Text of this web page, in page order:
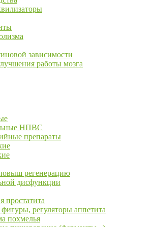
зависимости
работы мозга
НПВС
препараты
регенерацию
дисфункции
простатита
регуляторы аппетита
похмелья